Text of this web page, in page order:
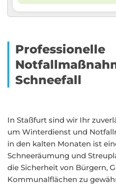
Professionelle
Schneefall
In Staßfurt sind wir Ihr
um Winterdienst und
in den kalten Monaten ist
Schneeräumung und
die Sicherheit von Bürgern,
Kommunalflächen zu